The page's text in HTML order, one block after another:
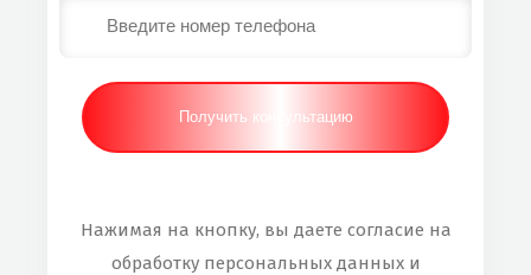
Нажимая на кнопку, вы даете согласие на
обработку персональных данных и